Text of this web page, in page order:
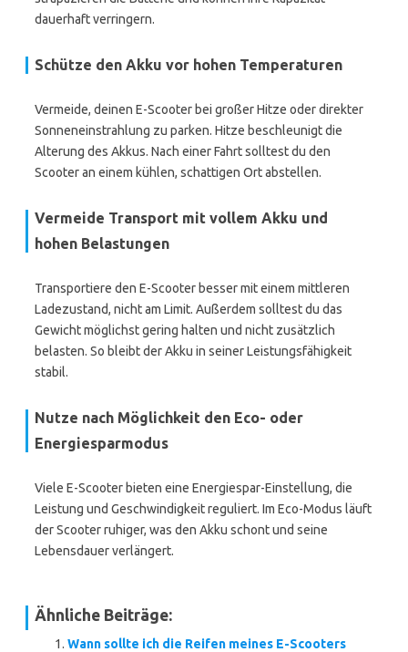
dauerhaft verringern.
Schütze den Akku vor hohen Temperaturen
Vermeide, deinen E-Scooter bei großer Hitze oder direkter
Sonneneinstrahlung zu parken. Hitze beschleunigt die
Alterung des Akkus. Nach einer Fahrt solltest du den
Scooter an einem kühlen, schattigen Ort abstellen.
Vermeide Transport mit vollem Akku und
hohen Belastungen
Transportiere den E-Scooter besser mit einem mittleren
Ladezustand, nicht am Limit. Außerdem solltest du das
Gewicht möglichst gering halten und nicht zusätzlich
belasten. So bleibt der Akku in seiner Leistungsfähigkeit
stabil.
Nutze nach Möglichkeit den Eco- oder
Energiesparmodus
Viele E-Scooter bieten eine Energiespar-Einstellung, die
Leistung und Geschwindigkeit reguliert. Im Eco-Modus läuft
der Scooter ruhiger, was den Akku schont und seine
Lebensdauer verlängert.
Ähnliche Beiträge:
Wann sollte ich die Reifen meines E-Scooters